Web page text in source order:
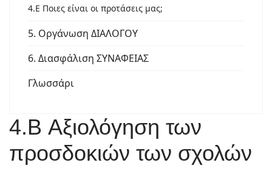
4.E Ποιες είναι οι προτάσεις μας;
5. Οργάνωση ΔΙΑΛΟΓΟΥ
6. Διασφάλιση ΣΥΝΑΦΕΙΑΣ
Γλωσσάρι
4.B Αξιολόγηση των
προσδοκιών των σχολών